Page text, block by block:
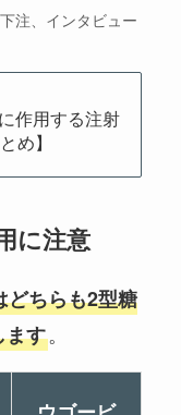
注、インタビュー
作用する注射
め】
に注意
どちらも2型糖
ます。